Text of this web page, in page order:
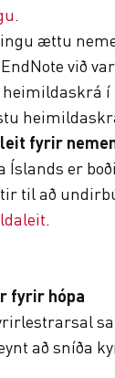
.
ættu
við
heimildaskrá í
fyrir
Íslands er
til að
.
fyrir hópa
að sníða